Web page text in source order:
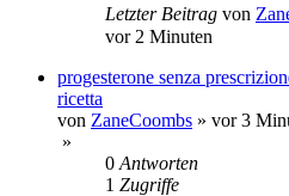
Letzter Beitrag von
vor 2 Minuten
progesterone senza
ricetta
von ZaneCoombs » vor 3
»
0 Antworten
1 Zugriffe